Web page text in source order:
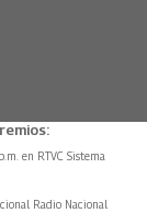
en RTVC Sistema
Radio Nacional